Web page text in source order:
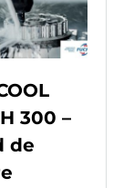
300 –
de